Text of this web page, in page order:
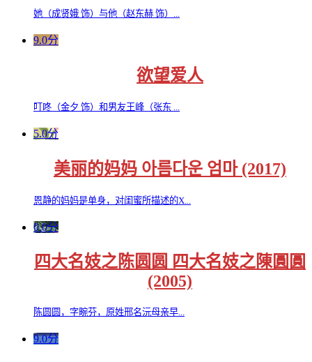
她（成贤娥 饰）与他（赵东赫 饰）...
9.0分
欲望爱人
叮咚（金夕 饰）和男友王峰（张东 ...
5.0分
美丽的妈妈 아름다운 엄마 (2017)
恩静的妈妈是单身，对闺蜜所描述的X...
0.0分
四大名妓之陈圆圆 四大名妓之陳圓圓
(2005)
陈圆圆，字畹芬，原姓邢名沅母亲早...
9.0分